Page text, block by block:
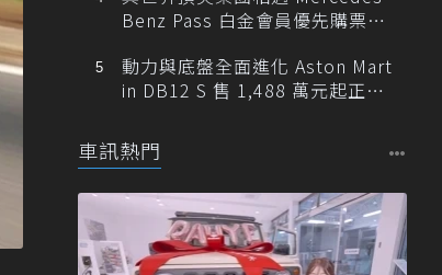
Benz Pass 白金會員優先購票維
動力與底盤全面進化 Aston Mart
in DB12 S 售 1,488 萬元起正式
車訊熱門